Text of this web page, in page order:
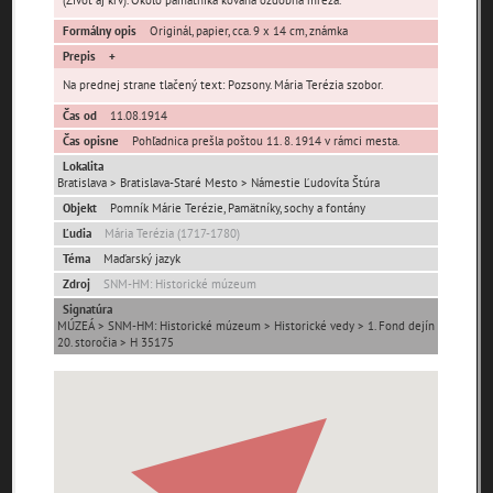
0-
9
A B C D E F G H
J K L M N O P R
T U V W X Y Z
Abaújszántó (HU)
(2)
Adelboden (CH)
(1)
Adidovce(1) Albena (BG) .(10) Alpy(2)
Aš (CZ)(1)
Formálny opis
Originál, papier, cca. 9 x 14 cm, známka
Prepis
Na prednej strane tlačený text: Pozsony. Mária Terézia szobor.
Čas od
11.08.1914
Čas opisne
Pohľadnica prešla poštou 11. 8. 1914 v rámci mesta.
Lokalita
Bratislava > Bratislava-Staré Mesto > Námestie Ľudovíta Štúra
Objekt
Pomník Márie Terézie, Pamätníky, sochy a fontány
Ľudia
Mária Terézia (1717-1780)
Téma
Maďarský jazyk
Zdroj
SNM-HM: Historické múzeum
Signatúra
MÚZEÁ > SNM-HM: Historické múzeum > Historické vedy > 1. Fond dejín
20. storočia > H 35175